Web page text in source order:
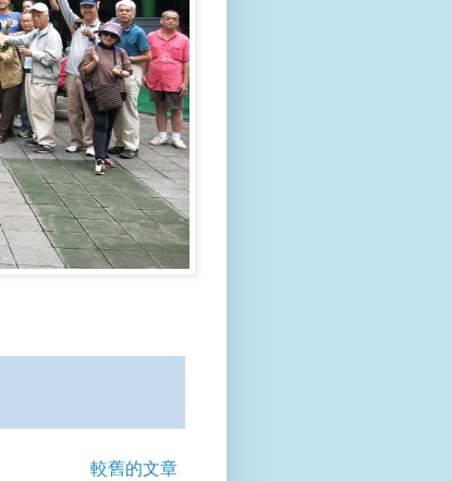
較舊的文章